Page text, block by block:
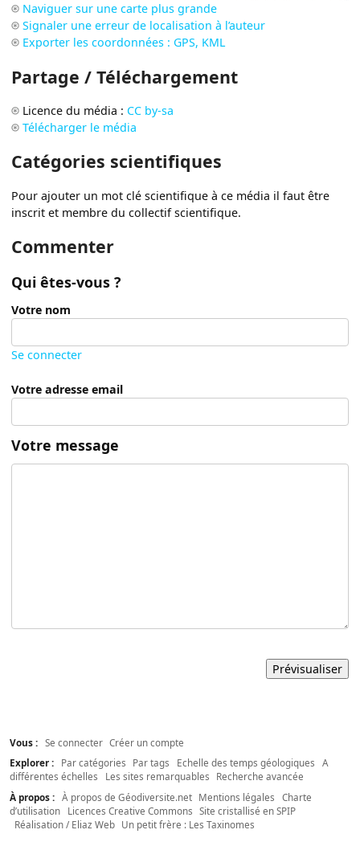
Naviguer sur une carte plus grande
Signaler une erreur de localisation à l’auteur
Exporter les coordonnées : GPS, KML
Partage / Téléchargement
Licence du média : CC by-sa
Télécharger le média
Catégories scientifiques
Pour ajouter un mot clé scientifique à ce média il faut être
inscrit et membre du collectif scientifique.
Commenter
Qui êtes-vous ?
Votre nom
Se connecter
Votre adresse email
Votre message
Vous : Se connecter Créer un compte
Explorer :
Par catégories Par tags Echelle des temps géologiques
A
différentes échelles
Les sites remarquables
Recherche avancée
À propos : À propos de Géodiversite.net Mentions légales
Charte
d’utilisation
Licences Creative Commons Site cristallisé en SPIP
Réalisation / Eliaz Web Un petit frère : Les Taxinomes